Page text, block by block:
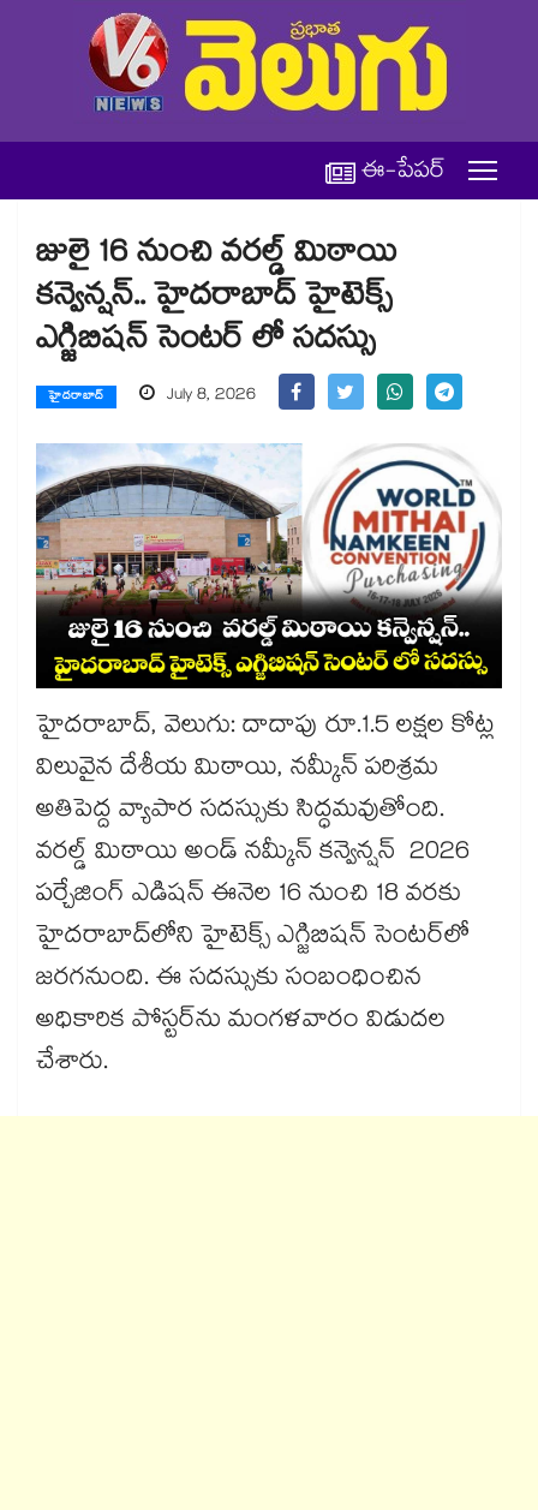
ఈ-పేపర్
జులై 16 నుంచి వరల్డ్ మిఠాయి
కన్వెన్షన్.. హైదరాబాద్‌‌ హైటెక్స్
ఎగ్జిబిషన్ సెంటర్‌ లో సదస్సు
హైదరాబాద్ July 8, 2026
హైదరాబాద్​, వెలుగు: దాదాపు రూ.1.5 లక్షల కోట్ల
విలువైన దేశీయ మిఠాయి, నమ్కీన్ పరిశ్రమ
అతిపెద్ద వ్యాపార సదస్సుకు సిద్ధమవుతోంది.
వరల్డ్ మిఠాయి అండ్ నమ్కీన్ కన్వెన్షన్ 2026
పర్చేజింగ్ ఎడిషన్ ఈనెల 16 నుంచి 18 వరకు
హైదరాబాద్‌‌లోని హైటెక్స్ ఎగ్జిబిషన్ సెంటర్‌‌లో
జరగనుంది. ఈ సదస్సుకు సంబంధించిన
అధికారిక పోస్టర్‌‌ను మంగళవారం విడుదల
చేశారు.